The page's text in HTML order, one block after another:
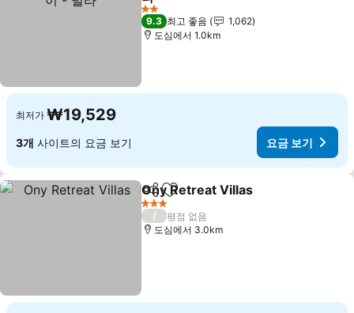
요금 보기
2 성급
9.3 최고 좋음
1,062
도심에서 1.0km
최저가 ₩19,529
3개 사이트의 요금 보기 요금 보기
공유 즐겨찾기에 추가
Ony Retreat Villas
3 성급
/
평점 없음
도심에서 3.0km